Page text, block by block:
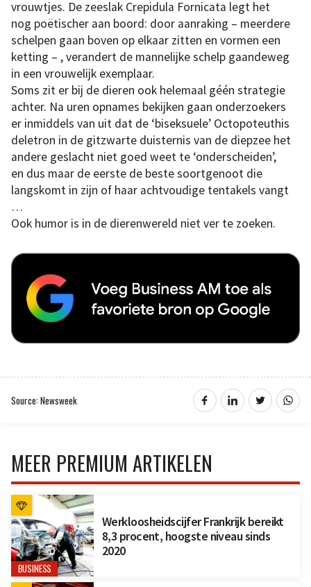
vrouwtjes. De zeeslak Crepidula Fornicata legt het
nog poëtischer aan boord: door aanraking – meerdere
schelpen gaan boven op elkaar zitten en vormen een
ketting – , verandert de mannelijke schelp gaandeweg
in een vrouwelijk exemplaar.
Soms zit er bij de dieren ook helemaal géén strategie
achter. Na uren opnames bekijken gaan onderzoekers
er inmiddels van uit dat de ‘biseksuele’ Octopoteuthis
deletron in de gitzwarte duisternis van de diepzee het
andere geslacht niet goed weet te ‘onderscheiden’,
en dus maar de eerste de beste soortgenoot die
langskomt in zijn of haar achtvoudige tentakels vangt
…
Ook humor is in de dierenwereld niet ver te zoeken.
Source: Newsweek
MEER PREMIUM ARTIKELEN
BUSINESS
Werkloosheidscijfer Frankrijk bereikt
8,3 procent, hoogste niveau sinds
2020